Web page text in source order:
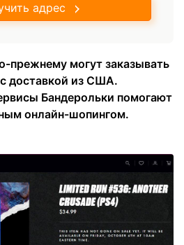
адрес
прежнему могут заказывать
доставкой из США.
Бандерольки помогают
онлайн-шопингом.